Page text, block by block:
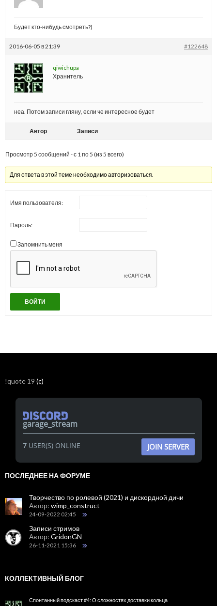
Будет кто-нибудь смотреть?)
2016-06-05 в 21:39 #122648
qiwichupa
Хранитель
неа. Потом записи гляну, если че интересное будет
Автор Записи
Просмотр 5 сообщений - с 1 по 5 (из 5 всего)
Для ответа в этой теме необходимо авторизоваться.
Имя пользователя:
Пароль:
Запомнить меня
ВОЙТИ
!quote 19 (c)
garage_stream
7USER(S) ONLINE JOIN SERVER
ПОСЛЕДНЕЕ НА ФОРУМЕ
Творчество по ролевой (2021) и дискордной дичи
Автор: wimp_construct
24-09-2022 02:45
Записи стримов
Автор: GridonGN
26-11-2021 15:36
КОЛЛЕКТИВНЫЙ БЛОГ
Спонтанный подскаст #4: О сложностях доставки кольца